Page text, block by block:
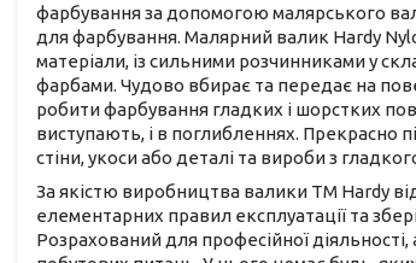
фарбування за допомогою малярського
для фарбування. Малярний валик Hardy
матеріали, із сильними розчинниками у
фарбами. Чудово вбирає та передає на
робити фарбування гладких і шорстких
виступають, і в поглибленнях. Прекрасно
стіни, укоси або деталі та вироби з
За якістю виробництва валики ТМ Hardy
елементарних правил експлуатації та
Розрахований для професійної